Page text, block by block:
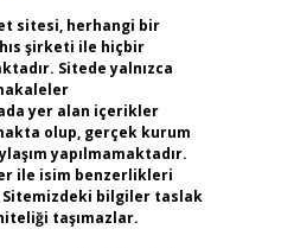
sitesi, herhangi bir
şirketi ile hiçbir
Sitede yalnızca
yer alan içerikler
olup, gerçek kurum
yapılmamaktadır.
ile isim benzerlikleri
bilgiler taslak
taşımazlar.